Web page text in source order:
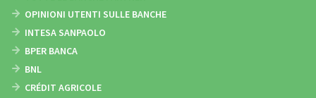
OPINIONI UTENTI SULLE BANCHE
INTESA SANPAOLO
BPER BANCA
BNL
CRÉDIT AGRICOLE